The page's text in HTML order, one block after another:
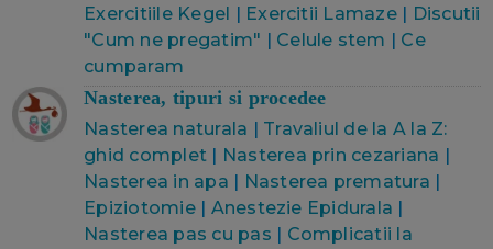
Exercitiile Kegel
Exercitii Lamaze|
Discutii
"Cum ne pregatim"
Celule stem
Ce
cumparam
Nasterea, tipuri si procedee
Nasterea naturala
Travaliul de la A la Z:
ghid complet
Nasterea prin cezariana
Nasterea in apa
Nasterea prematura
Epiziotomie| Anestezie Epidurala
Nasterea pas cu pas
Complicatii la